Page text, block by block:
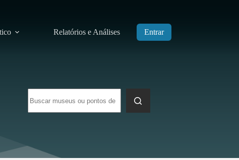
Relatórios e Análises Entrar
resultados